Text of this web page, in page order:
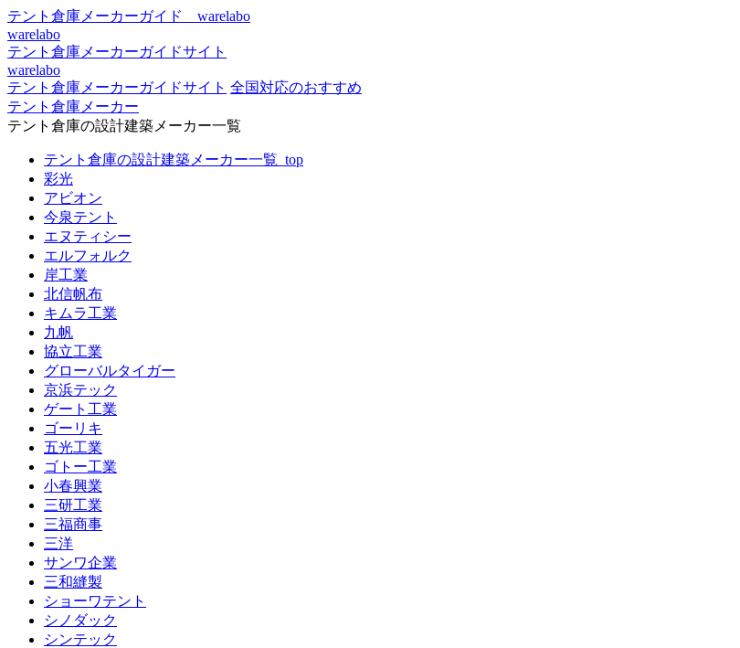
テント倉庫メーカーガイド warelabo
warelabo
テント倉庫メーカーガイドサイト
warelabo
テント倉庫メーカーガイドサイト 全国対応のおすすめ
テント倉庫メーカー
テント倉庫の設計建築メーカー一覧
テント倉庫の設計建築メーカー一覧_top
彩光
アビオン
今泉テント
エヌティシー
エルフォルク
岸工業
北信帆布
キムラ工業
九帆
協立工業
グローバルタイガー
京浜テック
ゲート工業
ゴーリキ
五光工業
ゴトー工業
小春興業
三研工業
三福商事
三洋
サンワ企業
三和縫製
ショーワテント
シノダック
シンテック